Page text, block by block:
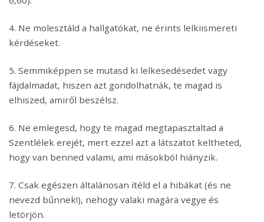
4. Ne molesztáld a hallgatókat, ne érints lelkiismereti
kérdéseket.
5. Semmiképpen se mutasd ki lelkesedésedet vagy
fájdalmadat, hiszen azt gondolhatnák, te magad is
elhiszed, amiről beszélsz.
6. Ne emlegesd, hogy te magad megtapasztaltad a
Szentlélek erejét, mert ezzel azt a látszatot keltheted,
hogy van benned valami, ami másokból hiányzik.
7. Csak egészen általánosan ítéld el a hibákat (és ne
nevezd bűnnek!), nehogy valaki magára vegye és
letörjön.